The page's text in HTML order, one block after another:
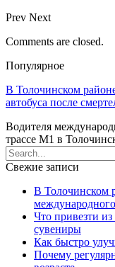
Prev Next
Comments are closed.
Популярное
В Толочинском
автобуса после
Водителя
трассе М1 в
Свежие записи
В Толочинском
Что привезти
сувениры
Как быстро
Почему